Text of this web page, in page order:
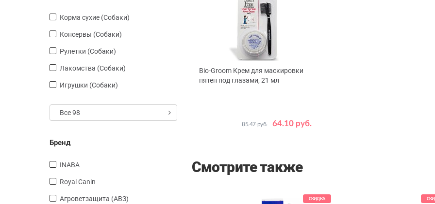
Корма сухие (Собаки)
Консервы (Собаки)
Рулетки (Собаки)
Лакомства (Собаки)
Игрушки (Собаки)
Все 98
Бренд
INABA
Royal Canin
Агроветзащита (АВЗ)
Bio-Groom Крем для маскировки
пятен под глазами, 21 мл
64.10 руб.
85.47 руб.
Смотрите также
СКИДКА СКИДКА